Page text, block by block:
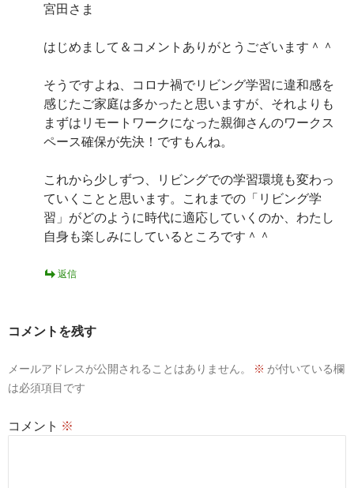
宮田さま
はじめまして＆コメントありがとうございます＾＾
そうですよね、コロナ禍でリビング学習に違和感を
感じたご家庭は多かったと思いますが、それよりも
まずはリモートワークになった親御さんのワークス
ペース確保が先決！ですもんね。
これから少しずつ、リビングでの学習環境も変わっ
ていくことと思います。これまでの「リビング学
習」がどのように時代に適応していくのか、わたし
自身も楽しみにしているところです＾＾
返信
コメントを残す
メールアドレスが公開されることはありません。 ※ が付いている欄
は必須項目です
コメント ※